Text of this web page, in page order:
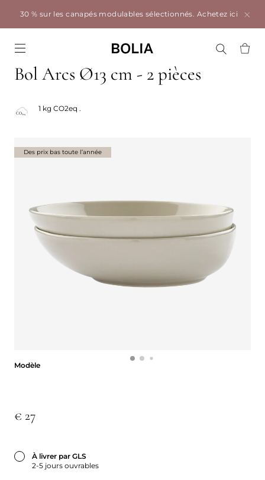
30 % sur les canapés modulables sélectionnés. Achetez ici
Bol Arcs Ø13 cm - 2 pièces
1 kg CO2eq .
Modèle
€ 27
À livrer par GLS
2-5 jours ouvrables
Des prix bas toute l’année